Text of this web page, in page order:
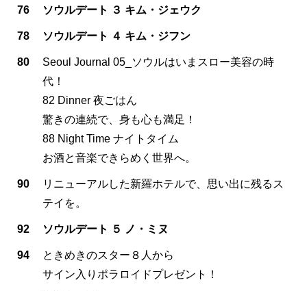
76 ソウルデート ３ キム・ジェウク
78 ソウルデート ４ キム・ジフン
80
Seoul Journal 05_ソウルはいまスロー美容の時
代！
82 Dinner 夜ごはん
驚きの連続で、身も心も満足！
88 Night Time ナイトタイム
お酒と音楽できらめく世界へ。
90
リニューアルした新羅ホテルで、思い出に残るス
テイを。
92 ソウルデート ５ ノ・ミヌ
94
ときめきのスター８人から
サイン入りポラロイドプレゼント！